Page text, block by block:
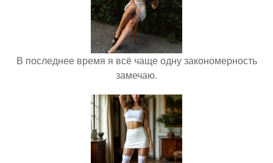
В последнее время я всё чаще одну закономерность
замечаю.